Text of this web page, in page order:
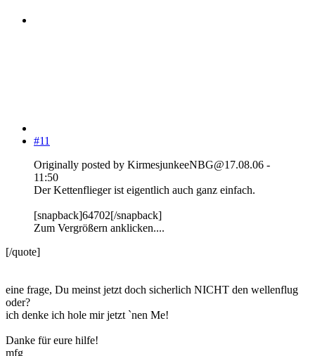
#11
Originally posted by KirmesjunkeeNBG@17.08.06 -
11:50
Der Kettenflieger ist eigentlich auch ganz einfach.
[snapback]64702[/snapback]
Zum Vergrößern anklicken....
[/quote]
eine frage, Du meinst jetzt doch sicherlich NICHT den wellenflug
oder?
ich denke ich hole mir jetzt `nen Me!
Danke für eure hilfe!
mfg